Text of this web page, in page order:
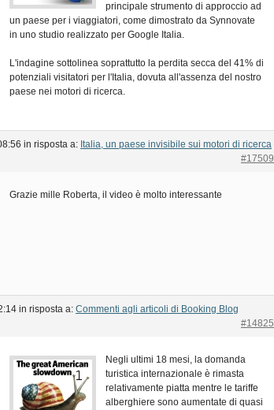
principale strumento di approccio ad
un paese per i viaggiatori, come dimostrato da Synnovate
in uno studio realizzato per Google Italia.
L'indagine sottolinea soprattutto la perdita secca del 41% di
potenziali visitatori per l'Italia, dovuta all'assenza del nostro
paese nei motori di ricerca.
in risposta a: Italia, un paese invisibile sui motori di ricerca
#17509
Grazie mille Roberta, il video è molto interessante
in risposta a: Commenti agli articoli di Booking Blog
#14825
Negli ultimi 18 mesi, la domanda
turistica internazionale è rimasta
relativamente piatta mentre le tariffe
alberghiere sono aumentate di quasi